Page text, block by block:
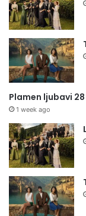
Plamen ljubavi
1 week ago